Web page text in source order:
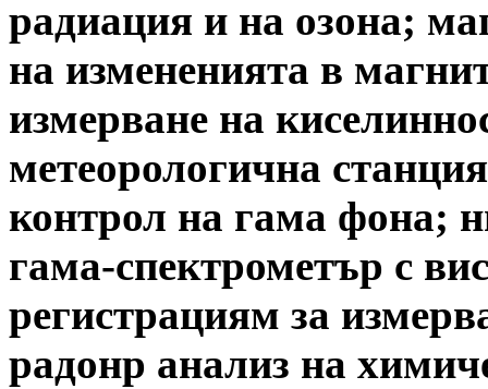
радиация и на озона;
на измененията в
измерване на
метеорологична
контрол на гама фона;
гама-спектрометър с
регистрациям за
радонр анализ на